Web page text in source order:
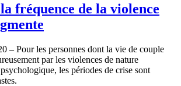
fréquence de la violence
– Pour les personnes dont la vie de couple
par les violences de nature
les périodes de crise sont